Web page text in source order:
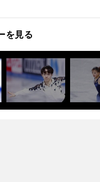
を見る